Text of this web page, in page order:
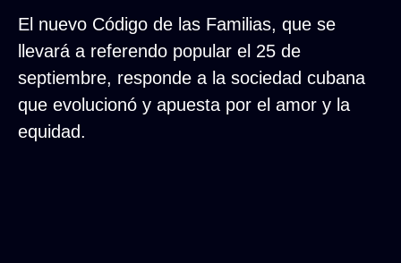
El nuevo Código de las Familias, que se
llevará a referendo popular el 25 de
septiembre, responde a la sociedad cubana
que evolucionó y apuesta por el amor y la
equidad.